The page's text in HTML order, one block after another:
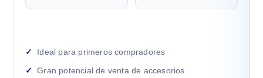
Ideal para primeros compradores
Gran potencial de venta de accesorios